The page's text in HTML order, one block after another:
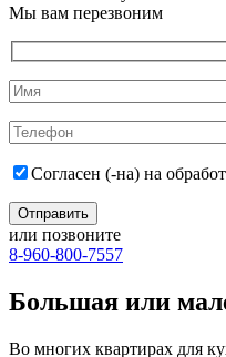
Мы вам перезвоним
Согласен (-на) на
или позвоните
8-960-800-7557
Большая или
Во многих квартирах для